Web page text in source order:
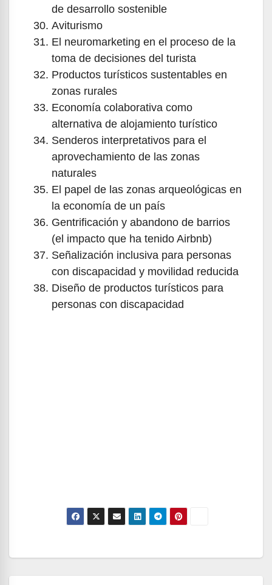
de desarrollo sostenible
Aviturismo
El neuromarketing en el proceso de la
toma de decisiones del turista
Productos turísticos sustentables en
zonas rurales
Economía colaborativa como
alternativa de alojamiento turístico
Senderos interpretativos para el
aprovechamiento de las zonas
naturales
El papel de las zonas arqueológicas en
la economía de un país
Gentrificación y abandono de barrios
(el impacto que ha tenido Airbnb)
Señalización inclusiva para personas
con discapacidad y movilidad reducida
Diseño de productos turísticos para
personas con discapacidad